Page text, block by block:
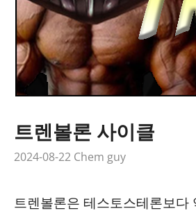
트렌볼론 사이클
2024-08-22 Chem guy
트렌볼론은 테스토스테론보